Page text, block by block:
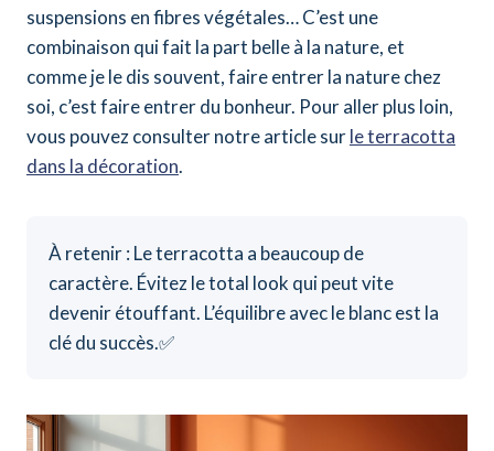
suspensions en fibres végétales… C’est une
combinaison qui fait la part belle à la nature, et
comme je le dis souvent, faire entrer la nature chez
soi, c’est faire entrer du bonheur. Pour aller plus loin,
vous pouvez consulter notre article surle terracotta
dans la décoration.
À retenir : Le terracotta a beaucoup de
caractère. Évitez le total look qui peut vite
devenir étouffant. L’équilibre avec le blanc est la
clé du succès.✅